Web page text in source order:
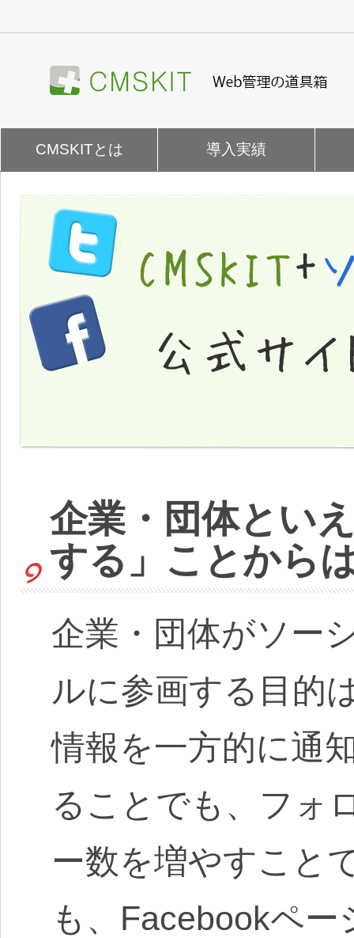
ン
を
CMSKITとは 導入実績
企業・団体とい
する」ことから
企業・団体がソー
ルに参画する目的
情報を一方的に通
ることでも、フォ
ー数を増やすこと
も、Facebookペー